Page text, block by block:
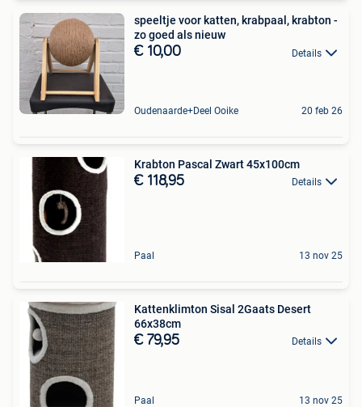
speeltje voor katten, krabpaal, krabton -
zo goed als nieuw
€ 10,00 Details
Oudenaarde+Deel Ooike 20 feb 26
Krabton Pascal Zwart 45x100cm
€ 118,95 Details
Paal 13 nov 25
Kattenklimton Sisal 2Gaats Desert
66x38cm
€ 79,95 Details
Paal 13 nov 25